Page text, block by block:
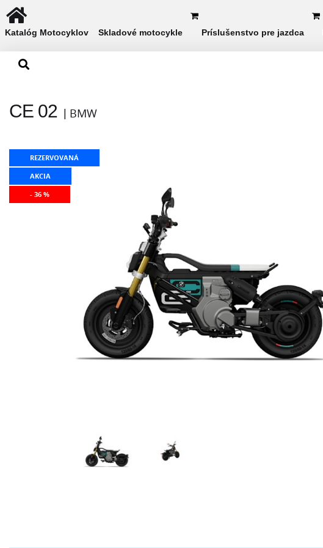
Katalóg Motocyklov Skladové motocykle Príslušenstvo pre jazdca
CE 02 BMW
REZERVOVANÁ
AKCIA
- 36 %